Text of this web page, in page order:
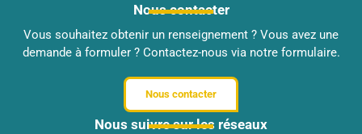
Nous contacter
Vous souhaitez obtenir un renseignement ? Vous avez une
demande à formuler ? Contactez-nous via notre formulaire.
Nous contacter
Nous suivre sur les réseaux